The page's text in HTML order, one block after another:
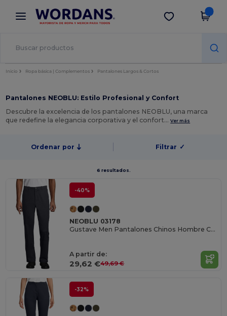
× App de Wordans
¡Mejores precios en app!
Descargar app
Inicio Ropa básica | Complementos Pantalones Largos & Cortos
Pantalones NEOBLU: Estilo Profesional y Confort
Descubre la excelencia de los pantalones NEOBLU, una marca
que redefine la elegancia corporativa y el confort…Ver más
Ordenar por Filtrar ✓
6 resultados.
-40%
NEOBLU 03178
Gustave Men Pantalones Chinos Hombre Con Cintura Elástica
A partir de:
29,62 €49,69 €
-32%